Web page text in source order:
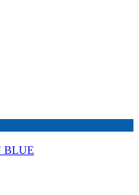
BLUE